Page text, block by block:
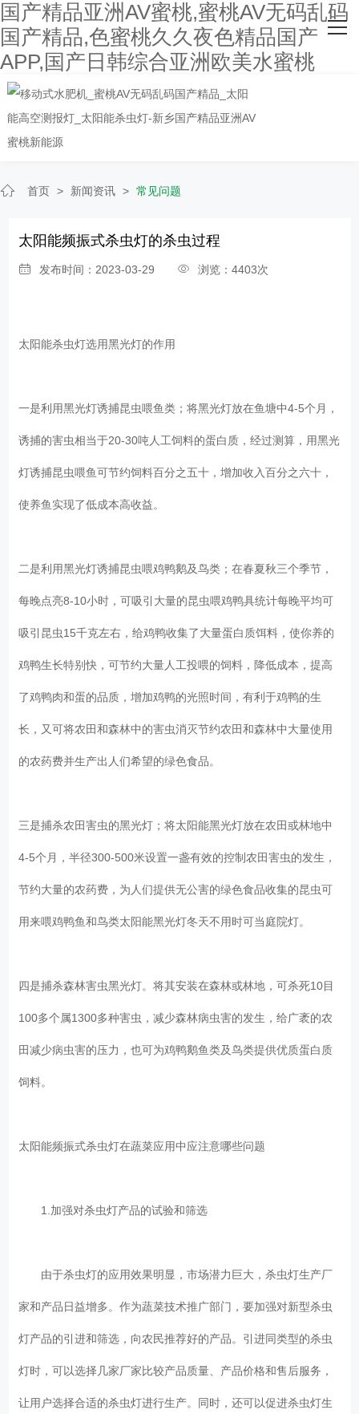
国产精品亚洲AV蜜桃,蜜桃AV无码乱码
国产精品,色蜜桃久久夜色精品国产
APP,国产日韩综合亚洲欧美水蜜桃
网站首页
关于国产精品亚洲AV蜜桃
主营产品
客户案例
人才招聘
联系国产精品亚洲AV蜜桃
首页 > 新闻资讯 > 常见问题
太阳能频振式杀虫灯的杀虫过程
发布时间：2023-03-29 浏览：4403次
太阳能杀虫灯选用黑光灯的作用
一是利用黑光灯诱捕昆虫喂鱼类；将黑光灯放在鱼塘中4-5个月，
诱捕的害虫相当于20-30吨人工饲料的蛋白质，经过测算，用黑光
灯诱捕昆虫喂鱼可节约饲料百分之五十，增加收入百分之六十，
使养鱼实现了低成本高收益。
二是利用黑光灯诱捕昆虫喂鸡鸭鹅及鸟类；在春夏秋三个季节，
每晚点亮8-10小时，可吸引大量的昆虫喂鸡鸭具统计每晚平均可
吸引昆虫15千克左右，给鸡鸭收集了大量蛋白质饵料，使你养的
鸡鸭生长特别快，可节约大量人工投喂的饲料，降低成本，提高
了鸡鸭肉和蛋的品质，增加鸡鸭的光照时间，有利于鸡鸭的生
长，又可将农田和森林中的害虫消灭节约农田和森林中大量使用
的农药费并生产出人们希望的绿色食品。
三是捕杀农田害虫的黑光灯；将太阳能黑光灯放在农田或林地中
4-5个月，半径300-500米设置一盏有效的控制农田害虫的发生，
节约大量的农药费，为人们提供无公害的绿色食品收集的昆虫可
用来喂鸡鸭鱼和鸟类太阳能黑光灯冬天不用时可当庭院灯。
四是捕杀森林害虫黑光灯。将其安装在森林或林地，可杀死10目
100多个属1300多种害虫，减少森林病虫害的发生，给广袤的农
田减少病虫害的压力，也可为鸡鸭鹅鱼类及鸟类提供优质蛋白质
饲料。
太阳能频振式杀虫灯在蔬菜应用中应注意哪些问题
1.加强对杀虫灯产品的试验和筛选
由于杀虫灯的应用效果明显，市场潜力巨大，杀虫灯生产厂
家和产品日益增多。作为蔬菜技术推广部门，要加强对新型杀虫
灯产品的引进和筛选，向农民推荐好的产品。引进同类型的杀虫
灯时，可以选择几家厂家比较产品质量、产品价格和售后服务，
让用户选择合适的杀虫灯进行生产。同时，还可以促进杀虫灯生